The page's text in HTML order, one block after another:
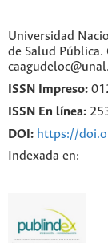
Universidad
de Salud
ISSN Impreso:
ISSN En línea:
DOI: https://
Indexada en: